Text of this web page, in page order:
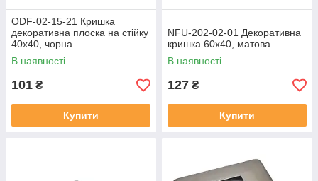
ODF-02-15-21 Кришка
декоративна плоска на стійку
40х40, чорна
В наявності
101 ₴
Купити
NFU-202-02-01 Декоративна
кришка 60х40, матова
В наявності
127 ₴
Купити